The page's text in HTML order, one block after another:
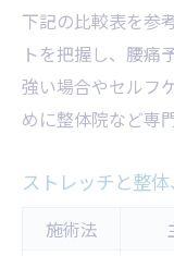
下記の比較表を参
トを把握し、腰痛
強い場合やセルフ
めに整体院など専
ストレッチと整
施術法